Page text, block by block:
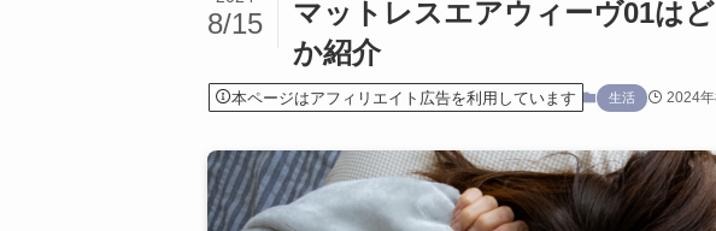
マットレスエアウィーヴ01は
か紹介
8/15
本ページはアフィリエイト広告を利用しています 生活 2024